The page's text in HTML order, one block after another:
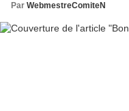
Par WebmestreComiteN